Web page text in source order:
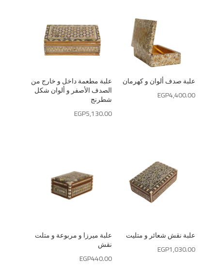
علبة مطعمة داخل و خارج من
الصدف الأصفر و ألوان شكل
شطرنج
EGP5,130.00
علبة صدف ألوان و كهرمان
EGP4,400.00
علبة ميرزا و مربوعة و متلت
نقش
EGP440.00
علبة نقش شعائر و متليت
EGP1,030.00